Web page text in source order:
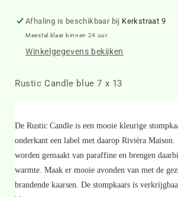
7
x
431410
7
x
431410
Afhaling is beschikbaar bij Kerkstraat 9
Meestal klaar binnen 24 uur
Winkelgegevens bekijken
Rustic Candle blue 7 x 13
De Rustic Candle is een mooie kleurige
onderkant een label met daarop Rivièra Maison.
worden gemaakt van paraffine en brengen
warmte. Maak er mooie avonden van met de
brandende kaarsen. De stompkaars is